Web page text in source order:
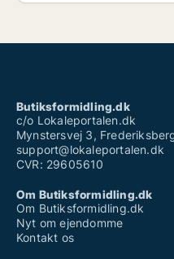
Butiksformidling.dk
c/o Lokaleportalen.dk
Mynstersvej 3,
support@lokaleportalen.dk
CVR: 29605610
Om Butiksformidling.dk
Om Butiksformidling.dk
Nyt om ejendomme
Kontakt os